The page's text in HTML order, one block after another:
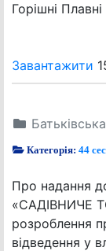
Горішні
Завантажити
Категорія:44
Про надання
«САДІВНИЧЕ
розроблення
відведення у